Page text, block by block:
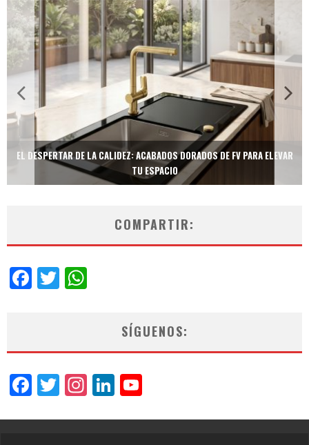
TECNOLOGÍA Y BIENESTAR DE VANGUARDIA: EL INODORO INTELIGENTE
NEOTECH DE FV.
COMPARTIR:
Facebook
Twitter
SÍGUENOS:
Facebook
Twitter
Instagram
LinkedIn